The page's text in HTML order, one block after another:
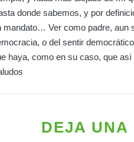
donde sabemos, y por
mandato… Ver como padre, aun
o del sentir
haya, como en su caso, que así
DEJA UNA